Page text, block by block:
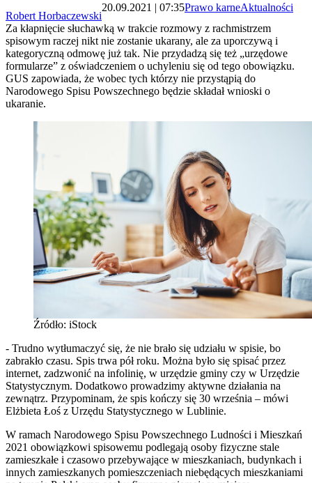
Robert Horbaczewski
20.09.2021 | 07:35Prawo karneAktualności
Za kłapnięcie słuchawką w trakcie rozmowy z rachmistrzem
spisowym raczej nikt nie zostanie ukarany, ale za uporczywą i
kategoryczną odmowę już tak. Nie przydadzą się też „urzędowe
formularze” z oświadczeniem o uchyleniu się od tego obowiązku.
GUS zapowiada, że wobec tych którzy nie przystąpią do
Narodowego Spisu Powszechnego będzie składał wnioski o
ukaranie.
Źródło: iStock
- Trudno wytłumaczyć się, że nie brało się udziału w spisie, bo
zabrakło czasu. Spis trwa pół roku. Można było się spisać przez
internet, zadzwonić na infolinię, w urzędzie gminy czy w Urzędzie
Statystycznym. Dodatkowo prowadzimy aktywne działania na
zewnątrz. Przypominam, że spis kończy się 30 września – mówi
Elżbieta Łoś z Urzędu Statystycznego w Lublinie.
W ramach Narodowego Spisu Powszechnego Ludności i Mieszkań
2021 obowiązkowi spisowemu podlegają osoby fizyczne stale
zamieszkałe i czasowo przebywające w mieszkaniach, budynkach i
innych zamieszkanych pomieszczeniach niebędących mieszkaniami